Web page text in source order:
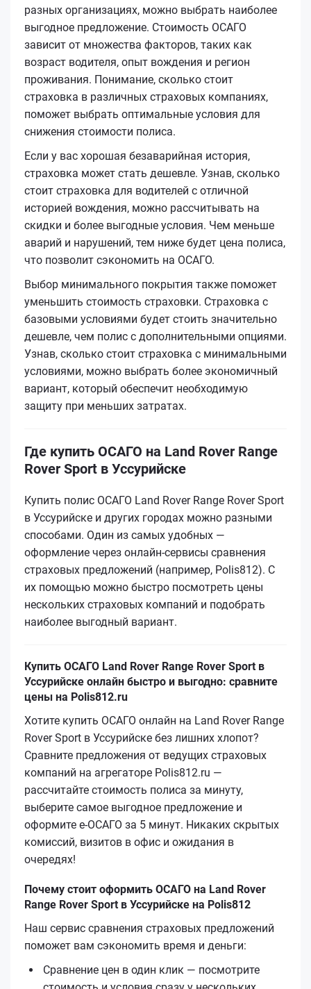
разных организациях, можно выбрать наиболее
выгодное предложение. Стоимость ОСАГО
зависит от множества факторов, таких как
возраст водителя, опыт вождения и регион
проживания. Понимание, сколько стоит
страховка в различных страховых компаниях,
поможет выбрать оптимальные условия для
снижения стоимости полиса.
Если у вас хорошая безаварийная история,
страховка может стать дешевле. Узнав, сколько
стоит страховка для водителей с отличной
историей вождения, можно рассчитывать на
скидки и более выгодные условия. Чем меньше
аварий и нарушений, тем ниже будет цена полиса,
что позволит сэкономить на ОСАГО.
Выбор минимального покрытия также поможет
уменьшить стоимость страховки. Страховка с
базовыми условиями будет стоить значительно
дешевле, чем полис с дополнительными опциями.
Узнав, сколько стоит страховка с минимальными
условиями, можно выбрать более экономичный
вариант, который обеспечит необходимую
защиту при меньших затратах.
Где купить ОСАГО на Land Rover Range
Rover Sport в Уссурийске
Купить полис ОСАГО Land Rover Range Rover Sport
в Уссурийске и других городах можно разными
способами. Один из самых удобных —
оформление через онлайн-сервисы сравнения
страховых предложений (например, Polis812). С
их помощью можно быстро посмотреть цены
нескольких страховых компаний и подобрать
наиболее выгодный вариант.
Купить ОСАГО Land Rover Range Rover Sport в
Уссурийске онлайн быстро и выгодно: сравните
цены на Polis812.ru
Хотите купить ОСАГО онлайн на Land Rover Range
Rover Sport в Уссурийске без лишних хлопот?
Сравните предложения от ведущих страховых
компаний на агрегаторе Polis812.ru —
рассчитайте стоимость полиса за минуту,
выберите самое выгодное предложение и
оформите е‑ОСАГО за 5 минут. Никаких скрытых
комиссий, визитов в офис и ожидания в
очередях!
Почему стоит оформить ОСАГО на Land Rover
Range Rover Sport в Уссурийске на Polis812
Наш сервис сравнения страховых предложений
поможет вам сэкономить время и деньги:
Сравнение цен в один клик — посмотрите